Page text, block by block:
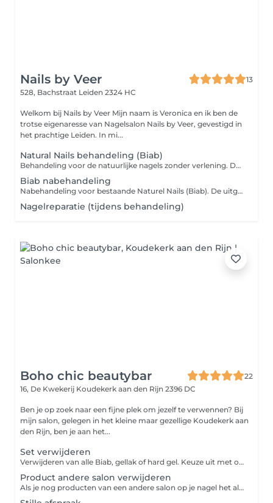
Nails by Veer
13
528, Bachstraat Leiden 2324 HC
Welkom bij Nails by Veer Mijn naam is Veronica en ik ben de
trotse eigenaresse van Nagelsalon Nails by Veer, gevestigd in
het prachtige Leiden. In mi...
Natural Nails behandeling (Biab)
Behandeling voor de natuurlijke nagels zonder verlening. De nagels worden verstevigd met een BIAB voor extra sterke en natuurlijke uitstraling. De behandeling bestaat uit: * Manicure * Nagelriemen verzorgen * BIAB versteviging * Afwerking met kleur of naturel Geschikt voor klanten die hun eigen nagels willen laten groeien en versterken. LET OP: Geen verlening mogelijk bij deze behandeling
Biab nabehandeling
Nabehandeling voor bestaande Naturel Nails (Biab). De uitgroei wordt bijgewerkt en de nagels worden opnieuw in model gebracht. De nabehandeling bestaat uit: * Bijwerken van de uitgroei * Nagels opnieuw verstevigen * Nagelriemen verzorgen Deze behandeling wordt geadviseerd na 3-4 weken. Bij een uitgroei van meer dan 4 weken kan een meerprijs gelden. LET OP: Alleen voor bestaande sets uit mijn eigen salon.
Nagelreparatie (tijdens behandeling)
Boho chic beautybar
22
16, De Kwekerij Koudekerk aan den Rijn 2396 DC
Ben je op zoek naar een fijne plek om jezelf te verwennen? Bij
mijn salon, gelegen in het kleine maar gezellige Koudekerk aan
den Rijn, ben je aan het...
Set verwijderen
Verwijderen van alle Biab, gellak of hard gel. Keuze uit met of zonder mancure. zonder manicure houd in alleen alles er af halen en model vijl, Met manicure worden de nagelriemen uitgebreid verzorgd en gevoed.
Product andere salon verwijderen
Als je nog producten van een andere salon op je nagel het als je naar mij komt kies dan altijd deze dienst er bij. Ik kan alleen geen acryl verwijderen!